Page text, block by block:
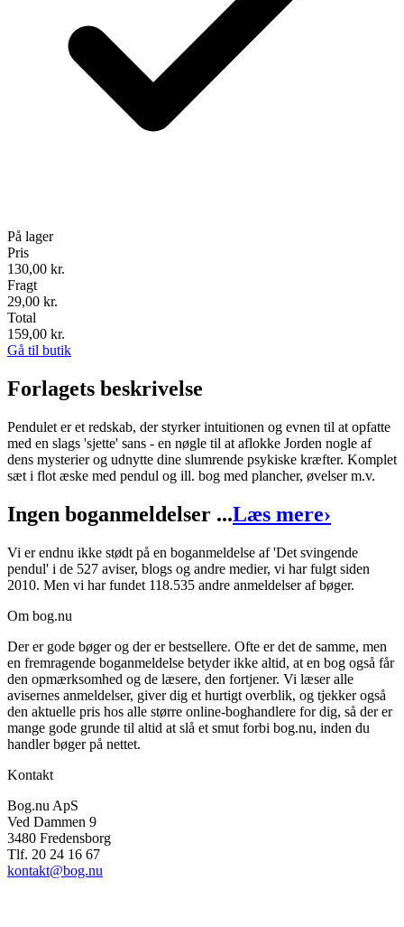
På lager
Pris
130,00 kr.
Fragt
29,00 kr.
Total
159,00 kr.
Gå til butik
Forlagets beskrivelse
Pendulet er et redskab, der styrker intuitionen og evnen til at opfatte
med en slags 'sjette' sans - en nøgle til at aflokke Jorden nogle af
dens mysterier og udnytte dine slumrende psykiske kræfter. Komplet
sæt i flot æske med pendul og ill. bog med plancher, øvelser m.v.
Ingen boganmeldelser ...Læs mere›
Vi er endnu ikke stødt på en boganmeldelse af 'Det svingende
pendul' i de 527 aviser, blogs og andre medier, vi har fulgt siden
2010. Men vi har fundet 118.535 andre anmeldelser af bøger.
Om bog.nu
Der er gode bøger og der er bestsellere. Ofte er det de samme, men
en fremragende boganmeldelse betyder ikke altid, at en bog også får
den opmærksomhed og de læsere, den fortjener. Vi læser alle
avisernes anmeldelser, giver dig et hurtigt overblik, og tjekker også
den aktuelle pris hos alle større online-boghandlere for dig, så der er
mange gode grunde til altid at slå et smut forbi bog.nu, inden du
handler bøger på nettet.
Kontakt
Bog.nu ApS
Ved Dammen 9
3480 Fredensborg
Tlf. 20 24 16 67
kontakt@bog.nu